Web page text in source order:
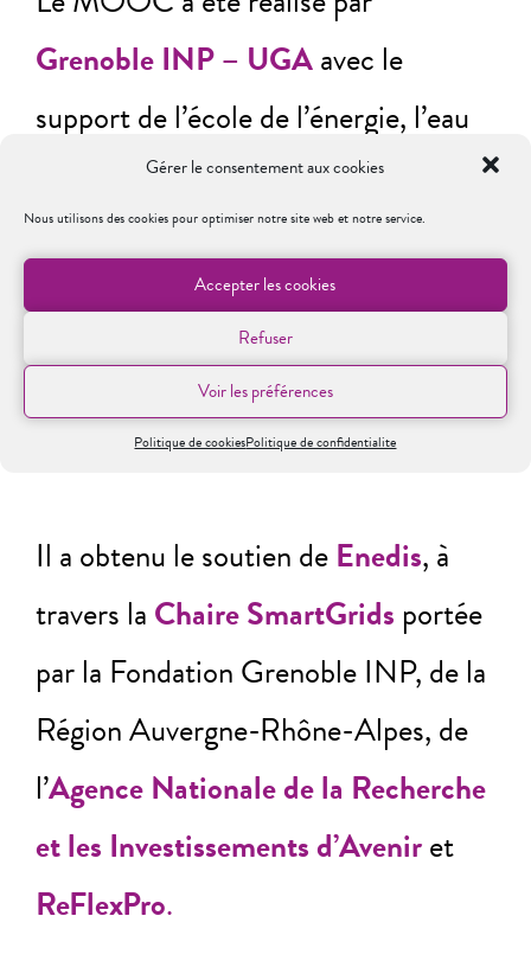
Gérer le consentement aux cookies
Nous utilisons des cookies pour optimiser notre site web et notre service.
Accepter les cookies
Refuser
Voir les préférences
Politique de cookiesPolitique de confidentialite
Grenoble INP – UGAavec le
support de l’école de l’énergie, l’eau
et l’environnement (Ense³), du
G2ELabet de l’équipe PerForm
service d’appui à la pédagogie et à
l’usage du numérique Grenoble INP-
UGA.
Il a obtenu le soutien de Enedis, à
travers la Chaire SmartGrids portée
par la Fondation Grenoble INP, de la
Région Auvergne-Rhône-Alpes, de
l’Agence Nationale de la Recherche
et les Investissements d’Aveniret
ReFlexPro.